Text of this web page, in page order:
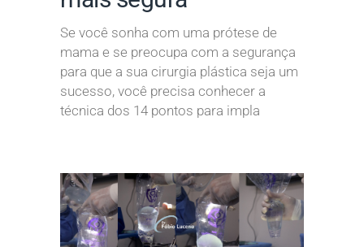
Se você sonha com uma prótese de
mama e se preocupa com a segurança
para que a sua cirurgia plástica seja um
sucesso, você precisa conhecer a
técnica dos 14 pontos para impla